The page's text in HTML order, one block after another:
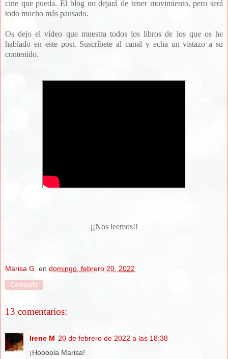
cine que pueda. El blog no dejará de tener movimiento, pero será
todo mucho más pausado.
Os dejo el vídeo que muestra todos los libros de los que os he
hablado en este post. Suscríbete al canal y echa un vistazo a su
contenido.
¡¡Nos leemos!!
Marisa G. en domingo, febrero 20, 2022
Compartir
13 comentarios:
Irene M 20 de febrero de 2022 a las 18:38
¡Hoooola Marisa!